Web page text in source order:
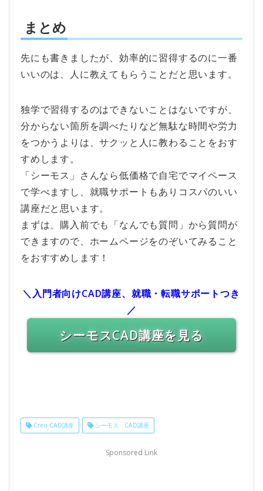
まとめ
先にも書きましたが、効率的に習得するのに一番
いいのは、人に教えてもらうことだと思います。
独学で習得するのはできないことはないですが、
分からない箇所を調べたりなど無駄な時間や労力
をつかうよりは、サクッと人に教わることをおす
すめします。
「シーモス」さんなら低価格で自宅でマイペース
で学べますし、就職サポートもありコスパのいい
講座だと思います。
まずは、購入前でも「なんでも質問」から質問が
できますので、ホームページをのぞいてみること
をおすすめします！
＼入門者向けCAD講座、就職・転職サポートつき
／
シーモスCAD講座を見る
Creo CAD講座 シーモス CAD講座
Sponsored Link